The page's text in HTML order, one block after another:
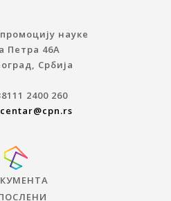
науке
Петра 46A
Србија
2400 260
centar@cpn.rs